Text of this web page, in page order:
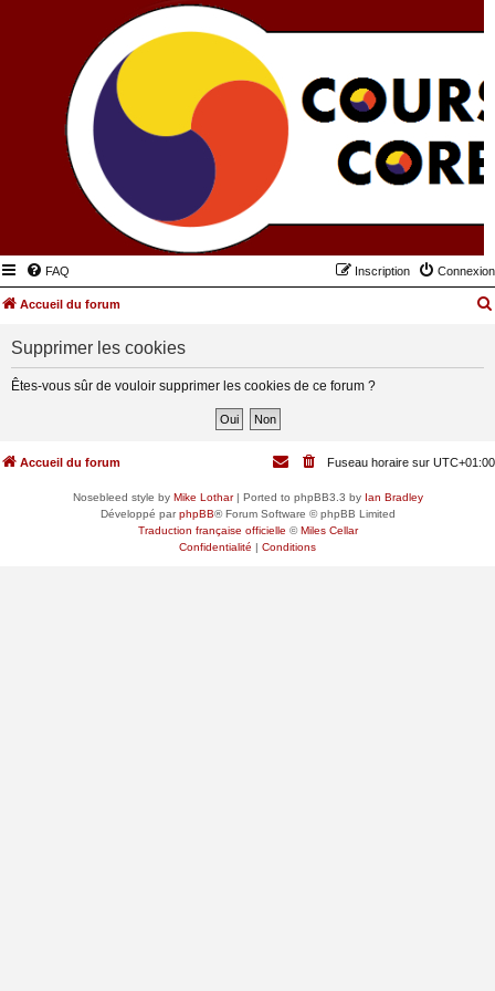
FAQ Connexion
Inscription
Accueil du forum
Supprimer les cookies
Êtes-vous sûr de vouloir supprimer les cookies de ce forum ?
Accueil du forum Fuseau horaire sur UTC+01:00
Nosebleed style by Mike Lothar| Ported to phpBB3.3 by Ian Bradley
Développé parphpBB® Forum Software © phpBB Limited
Traduction française officielle ©Miles Cellar
Confidentialité | Conditions